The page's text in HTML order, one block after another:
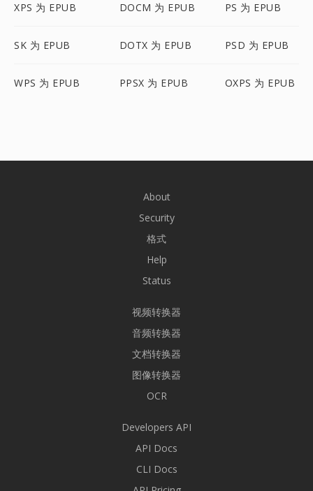
XPS 为 EPUB DOCM 为 EPUB PS 为 EPUB
SK 为 EPUB DOTX 为 EPUB PSD 为 EPUB
WPS 为 EPUB PPSX 为 EPUB OXPS 为 EPUB
About
Security
格式
Help
Status
视频转换器
音频转换器
文档转换器
图像转换器
OCR
Developers API
API Docs
CLI Docs